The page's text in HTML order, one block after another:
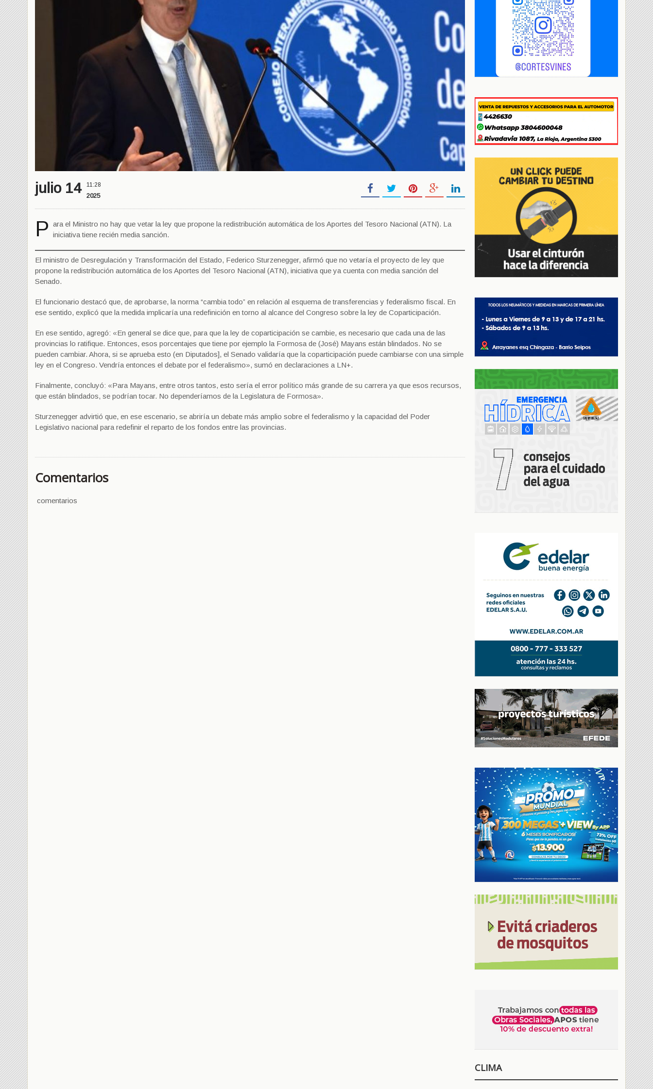
julio 14 11:28
2025
P ara el Ministro no hay que vetar la ley que propone la redistribución automática de los Aportes del Tesoro Nacional (ATN). La
iniciativa tiene recién media sanción.
El ministro de Desregulación y Transformación del Estado, Federico Sturzenegger, afirmó que no vetaría el proyecto de ley que
propone la redistribución automática de los Aportes del Tesoro Nacional (ATN), iniciativa que ya cuenta con media sanción del
Senado.
El funcionario destacó que, de aprobarse, la norma “cambia todo” en relación al esquema de transferencias y federalismo fiscal. En
ese sentido, explicó que la medida implicaría una redefinición en torno al alcance del Congreso sobre la ley de Coparticipación.
En ese sentido, agregó: «En general se dice que, para que la ley de coparticipación se cambie, es necesario que cada una de las
provincias lo ratifique. Entonces, esos porcentajes que tiene por ejemplo la Formosa de (José) Mayans están blindados. No se
pueden cambiar. Ahora, si se aprueba esto (en Diputados], el Senado validaría que la coparticipación puede cambiarse con una simple
ley en el Congreso. Vendría entonces el debate por el federalismo», sumó en declaraciones a LN+.
Finalmente, concluyó: «Para Mayans, entre otros tantos, esto sería el error político más grande de su carrera ya que esos recursos,
que están blindados, se podrían tocar. No dependeríamos de la Legislatura de Formosa».
Sturzenegger advirtió que, en ese escenario, se abriría un debate más amplio sobre el federalismo y la capacidad del Poder
Legislativo nacional para redefinir el reparto de los fondos entre las provincias.
Comentarios
comentarios
CLIMA